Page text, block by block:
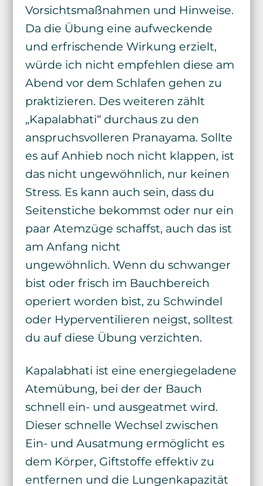
Vorsichtsmaßnahmen und Hinweise.
Da die Übung eine aufweckende
und erfrischende Wirkung erzielt,
würde ich nicht empfehlen diese am
Abend vor dem Schlafen gehen zu
praktizieren. Des weiteren zählt
„Kapalabhati“ durchaus zu den
anspruchsvolleren Pranayama. Sollte
es auf Anhieb noch nicht klappen, ist
das nicht ungewöhnlich, nur keinen
Stress. Es kann auch sein, dass du
Seitenstiche bekommst oder nur ein
paar Atemzüge schaffst, auch das ist
am Anfang nicht
ungewöhnlich. Wenn du schwanger
bist oder frisch im Bauchbereich
operiert worden bist, zu Schwindel
oder Hyperventilieren neigst, solltest
du auf diese Übung verzichten.
Kapalabhati ist eine energiegeladene
Atemübung, bei der der Bauch
schnell ein- und ausgeatmet wird.
Dieser schnelle Wechsel zwischen
Ein- und Ausatmung ermöglicht es
dem Körper, Giftstoffe effektiv zu
entfernen und die Lungenkapazität